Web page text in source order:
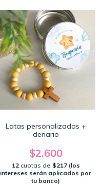
Latas personalizadas +
denario
$2.600
12 cuotas de $217 (los
intereses serán aplicados por
tu banco)